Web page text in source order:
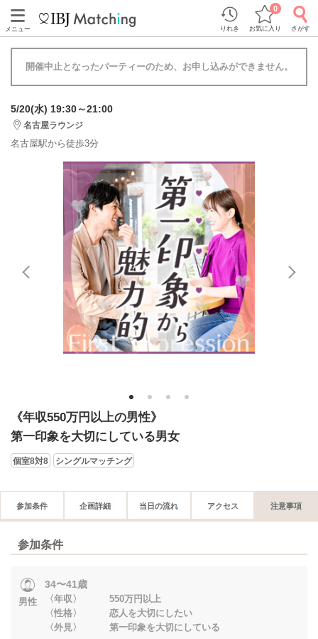
メニュー りれき お気に入り
0
さがす
開催中止となったパーティーのため、お申し込みができません。
5/20(水) 19:30～21:00
名古屋ラウンジ
名古屋駅から徒歩3分
1 2 3 4
《年収550万円以上の男性》
第一印象を大切にしている男女
個室8対8 シングルマッチング
参加条件 企画詳細 当日の流れ アクセス 注意事項
参加条件
男性
34〜41歳
〈年収〉 550万円以上
〈性格〉 恋人を大切にしたい
〈外見〉 第一印象を大切にしている